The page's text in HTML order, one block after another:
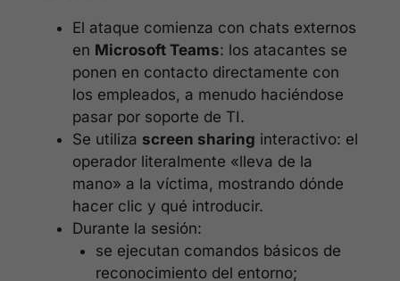
El ataque comienza con chats externos
en Microsoft Teams: los atacantes se
ponen en contacto directamente con
los empleados, a menudo haciéndose
pasar por soporte de TI.
Se utiliza screen sharing interactivo: el
operador literalmente «lleva de la
mano» a la víctima, mostrando dónde
hacer clic y qué introducir.
Durante la sesión:
se ejecutan comandos básicos de
reconocimiento del entorno;